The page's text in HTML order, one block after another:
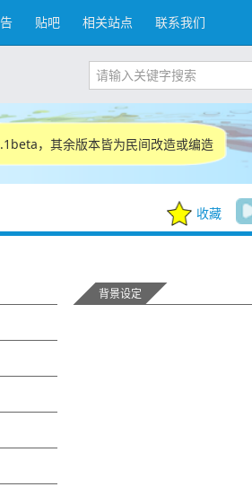
贴吧 相关站点 联系我们
，其余版本皆为民间改造或编造
收藏
背景设定